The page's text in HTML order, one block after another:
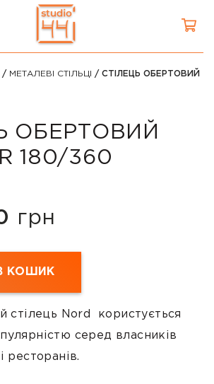
/ МЕТАЛЕВІ СТІЛЬЦІ / СТІЛЕЦЬ ОБЕРТОВИЙ
ОБЕРТОВИЙ
180/360
грн
стілець Nord користується
серед власників
ресторанів.
КОШИК